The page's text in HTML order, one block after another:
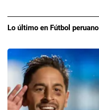
Lo último en Fútbol peruano